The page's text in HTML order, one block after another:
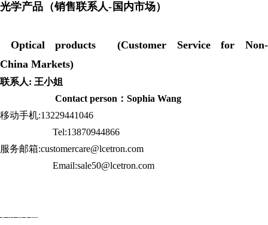
光学产品（销售联系人-国内市场）
Optical products (Customer Service for Non-
China Markets)
联系人: 王小姐
Contact person：Sophia Wang
移动手机:13229441046
Tel:13870944866
服务邮箱:customercare@lcetron.com
Email:sale50@lcetron.com